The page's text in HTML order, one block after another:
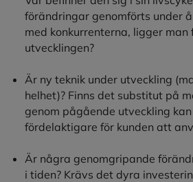
förändringar genomförts under
med konkurrenterna, ligger man
utvecklingen?
Är ny teknik under utveckling
helhet)? Finns det substitut på
genom pågående utveckling
fördelaktigare för kunden att
Är några genomgripande
i tiden? Krävs det dyra